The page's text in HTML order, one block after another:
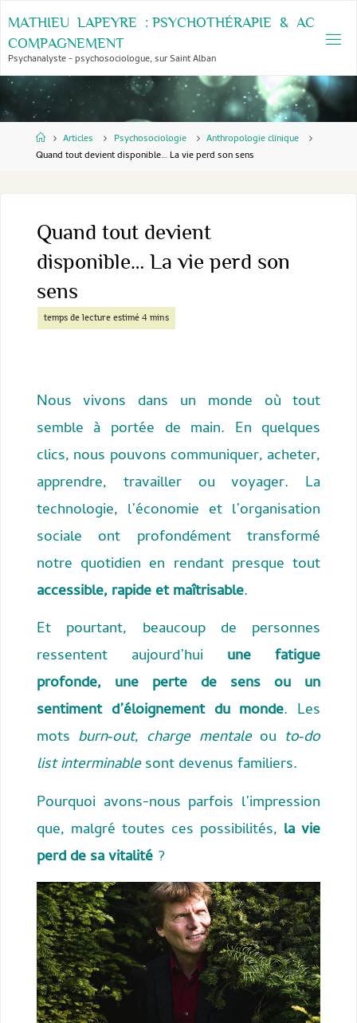
to
content
MATHIEU L APEYRE : PSYCHOTHÉRAPIE & AC
COMPAGNEMENT
Psychanalyste - psychosociologue, sur Saint Alban
HomeArticles Psychosociologie
Anthropologie clinique
Quand tout devient disponible… La vie perd son sens
Quand tout devient
disponible… La vie perd son
sens
Nous vivons dans un monde où tout
semble à portée de main. En quelques
clics, nous pouvons communiquer, acheter,
apprendre, travailler ou voyager. La
technologie, l’économie et l’organisation
sociale ont profondément transformé
notre quotidien en rendant presque tout
accessible, rapide et maîtrisable.
Et pourtant, beaucoup de personnes
ressentent aujourd’hui une fatigue
profonde, une perte de sens ou un
sentiment d’éloignement du monde. Les
mots burn‑out, charge mentaleou to‑do
list interminablesont devenus familiers.
Pourquoi avons-nous parfois l’impression
que, malgré toutes ces possibilités, la vie
perd de sa vitalité?